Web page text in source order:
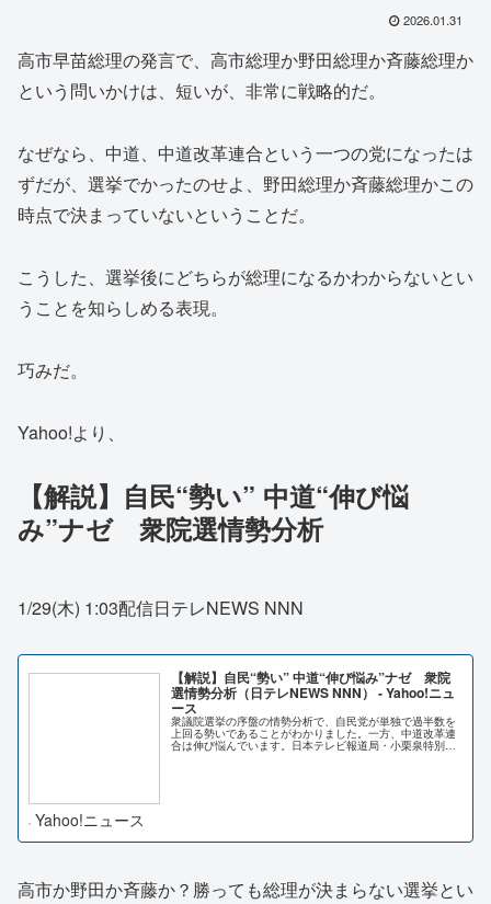
2026.01.31
高市早苗総理の発言で、高市総理か野田総理か斉藤総理か
という問いかけは、短いが、非常に戦略的だ。
なぜなら、中道、中道改革連合という一つの党になったは
ずだが、選挙でかったのせよ、野田総理か斉藤総理かこの
時点で決まっていないということだ。
こうした、選挙後にどちらが総理になるかわからないとい
うことを知らしめる表現。
巧みだ。
Yahoo!より、
【解説】自民“勢い” 中道“伸び悩
み”ナゼ 衆院選情勢分析
1/29(木) 1:03配信日テレNEWS NNN
【解説】自民“勢い” 中道“伸び悩み”ナゼ 衆院
選情勢分析（日テレNEWS NNN） - Yahoo!ニュ
ース
衆議院選挙の序盤の情勢分析で、自民党が単独で過半数を
上回る勢いであることがわかりました。一方、中道改革連
合は伸び悩んでいます。日本テレビ報道局・小栗泉特別解
説委員と解説します。
Yahoo!ニュース
高市か野田か斉藤か？勝っても総理が決まらない選挙とい